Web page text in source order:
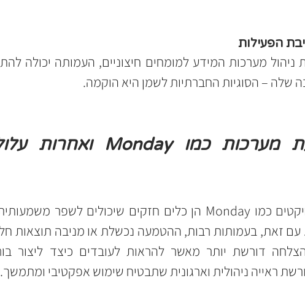
שלה – הסוגיות החברתיות לשמן היא הוקמה.
ראייה ניהולית וארגונית שתבטיח שימוש אפקטיבי ומתמשך.